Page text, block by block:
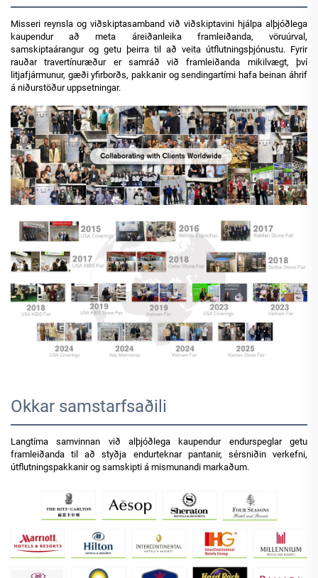
Misseri reynsla og viðskiptasamband við viðskiptavini hjálpa alþjóðlega
kaupendur að meta áreiðanleika framleiðanda, vöruúrval,
samskiptaárangur og getu þeirra til að veita útflutningsþjónustu. Fyrir
rauðar travertínuræður er samráð við framleiðanda mikilvægt, því
litjafjármunur, gæði yfirborðs, pakkanir og sendingartími hafa beinan áhrif
á niðurstöður uppsetningar.
Okkar samstarfsaðili
Langtíma samvinnan við alþjóðlega kaupendur endurspeglar getu
framleiðanda til að styðja endurteknar pantanir, sérsniðin verkefni,
útflutningspakkanir og samskipti á mismunandi markaðum.